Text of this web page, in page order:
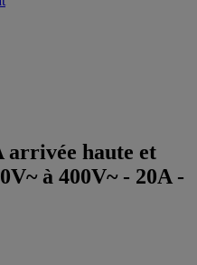
arrivée haute et
à 400V~ - 20A -